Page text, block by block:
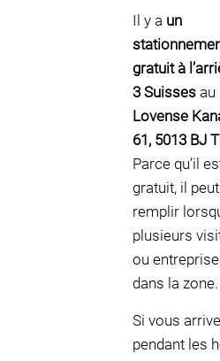
Il y a un
gratuit à
3 Suisses au
Lovense
61, 5013 BJ
Parce qu’il
gratuit, il
remplir
plusieurs
ou
dans la zone.
Si vous
pendant les